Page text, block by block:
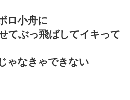
ロ小舟に
てぶっ飛ばしてイキって
ゃなきゃできない